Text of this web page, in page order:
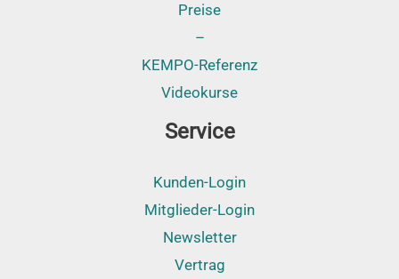
Preise
–
KEMPO-Referenz
Videokurse
Service
Kunden-Login
Mitglieder-Login
Newsletter
Vertrag